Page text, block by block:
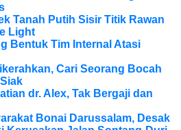
Tanah Putih Sisir Titik Rawan
Light
Bentuk Tim Internal Atasi
Cari Seorang Bocah
dr. Alex, Tak Bergaji dan
Bonai Darussalam, Desak